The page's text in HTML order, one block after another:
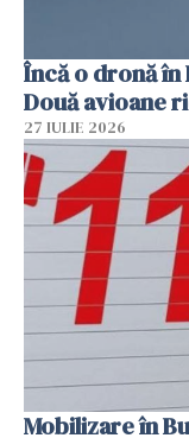
Încă o dronă în
Două avioane
27 IULIE 2026
Mobilizare în